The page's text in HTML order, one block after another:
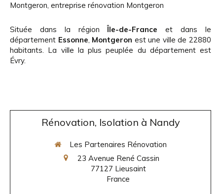
Montgeron, entreprise rénovation Montgeron
Située dans la régionÎle-de-France et dans le
département Essonne, Montgeron est une ville de 22880
habitants. La ville la plus peuplée du département est
Évry.
Rénovation, Isolation à Nandy
Les Partenaires Rénovation
23 Avenue René Cassin
77127 Lieusaint
France